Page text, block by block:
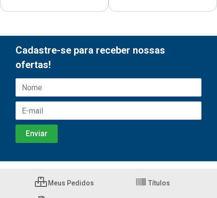
Cadastre-se para receber nossas
ofertas!
Meus Pedidos Títulos